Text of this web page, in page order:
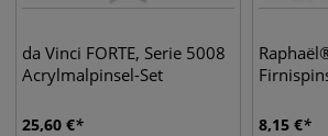
da Vinci FORTE, Serie 5008
Acrylmalpinsel-Set
25,60 € 8,15 €